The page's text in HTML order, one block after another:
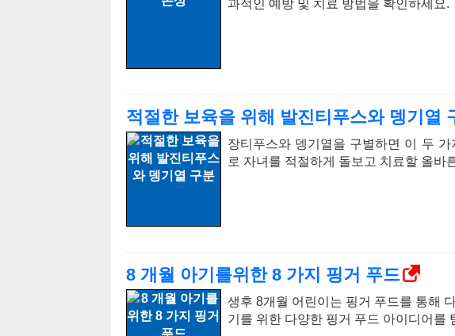
과적인 예방 및 치료 방법을 확인하세요.
적절한 보육을 위해 발진티푸스와 뎅기열
장티푸스와 뎅기열을 구별하면 이 두
로 자녀를 적절하게 돌보고 치료할 올바
8 개월 아기를위한 8 가지 핑거 푸드
생후 8개월 어린이는 핑거 푸드를 통해
기를 위한 다양한 핑거 푸드 아이디어를